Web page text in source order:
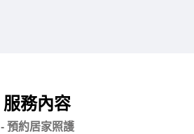
服務內容
- 預約居家照護